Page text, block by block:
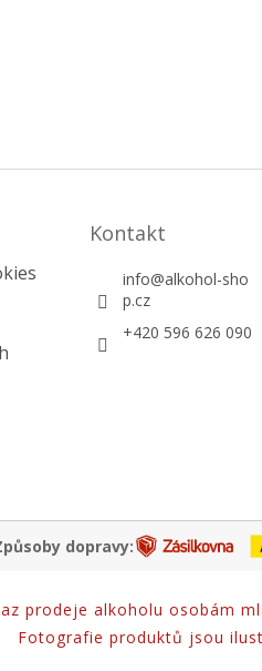
Kontakt
info@alkohol-sho
p.cz
+420 596 626 090
dopravy:
prodeje alkoholu osobám
Fotografie produktů jsou